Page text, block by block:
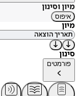
מיון וסינון
איפוס
מיון
סינון
פורמטים